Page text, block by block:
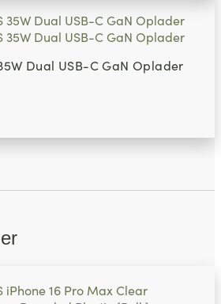
Dual USB-C GaN Oplader